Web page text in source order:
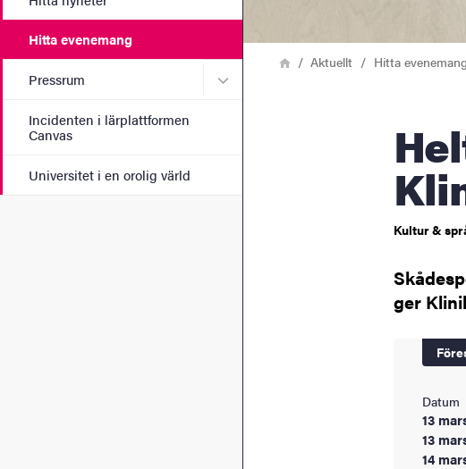
Hitta evenemang
Pressrum Undermeny för Pressrum
Incidenten i lärplattformen
Canvas
Universitet i en orolig värld
LänkstigHemAktuellt Hitta evenemang
Helt sceniskt verk:
Kultur &
ger
Datum
13
13
14